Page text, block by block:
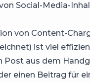
Social-Media-
von Content-
ist viel
Post aus dem
einen Beitrag für